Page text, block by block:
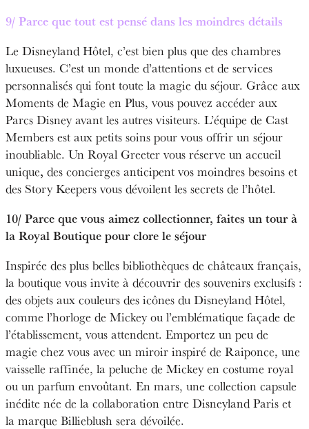
9/ Parce que tout est pensé dans les moindres détails
Le Disneyland Hôtel, c’est bien plus que des chambres
luxueuses. C’est un monde d’attentions et de services
personnalisés qui font toute la magie du séjour. Grâce aux
Moments de Magie en Plus, vous pouvez accéder aux
Parcs Disney avant les autres visiteurs. L’équipe de Cast
Members est aux petits soins pour vous offrir un séjour
inoubliable. Un Royal Greeter vous réserve un accueil
unique, des concierges anticipent vos moindres besoins et
des Story Keepers vous dévoilent les secrets de l’hôtel.
10/ Parce que vous aimez collectionner, faites un tour à
la Royal Boutique pour clore le séjour
Inspirée des plus belles bibliothèques de châteaux français,
la boutique vous invite à découvrir des souvenirs exclusifs :
des objets aux couleurs des icônes du Disneyland Hôtel,
comme l’horloge de Mickey ou l’emblématique façade de
l’établissement, vous attendent. Emportez un peu de
magie chez vous avec un miroir inspiré de Raiponce, une
vaisselle raffinée, la peluche de Mickey en costume royal
ou un parfum envoûtant. En mars, une collection capsule
inédite née de la collaboration entre Disneyland Paris et
la marque Billieblush sera dévoilée.